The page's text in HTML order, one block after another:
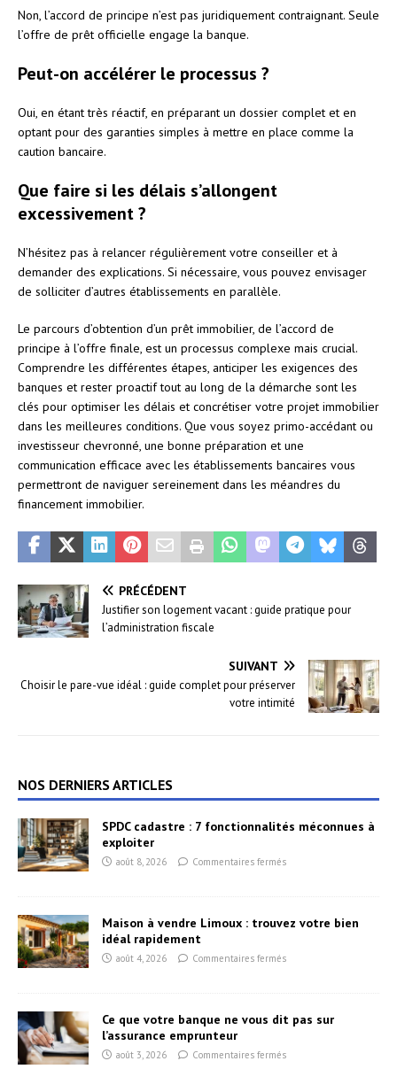
Non, l’accord de principe n’est pas juridiquement contraignant. Seule
l’offre de prêt officielle engage la banque.
Peut-on accélérer le processus ?
Oui, en étant très réactif, en préparant un dossier complet et en
optant pour des garanties simples à mettre en place comme la
caution bancaire.
Que faire si les délais s’allongent
excessivement ?
N’hésitez pas à relancer régulièrement votre conseiller et à
demander des explications. Si nécessaire, vous pouvez envisager
de solliciter d’autres établissements en parallèle.
Le parcours d’obtention d’un prêt immobilier, de l’accord de
principe à l’offre finale, est un processus complexe mais crucial.
Comprendre les différentes étapes, anticiper les exigences des
banques et rester proactif tout au long de la démarche sont les
clés pour optimiser les délais et concrétiser votre projet immobilier
dans les meilleures conditions. Que vous soyez primo-accédant ou
investisseur chevronné, une bonne préparation et une
communication efficace avec les établissements bancaires vous
permettront de naviguer sereinement dans les méandres du
financement immobilier.
PRÉCÉDENT
Justifier son logement vacant : guide pratique pour
l’administration fiscale
SUIVANT
Choisir le pare-vue idéal : guide complet pour préserver
votre intimité
NOS DERNIERS ARTICLES
SPDC cadastre : 7 fonctionnalités méconnues à
exploiter
août 8, 2026 Commentaires fermés
Maison à vendre Limoux : trouvez votre bien
idéal rapidement
août 4, 2026 Commentaires fermés
Ce que votre banque ne vous dit pas sur
l’assurance emprunteur
août 3, 2026 Commentaires fermés